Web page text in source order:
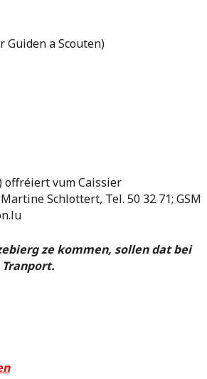
Guiden a Scouten)
offréiert vum Caissier
Schlottert, Tel. 50 32 71; GSM
ze kommen, sollen dat bei